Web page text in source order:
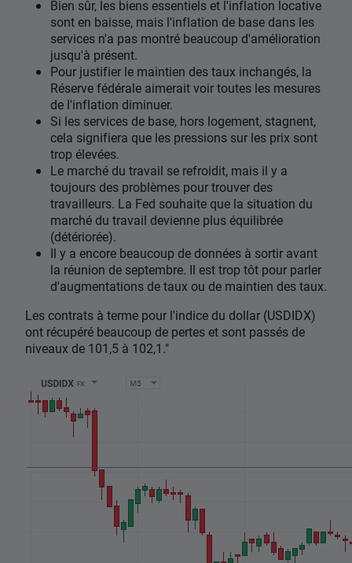
Bien sûr, les biens essentiels et l'inflation locative
sont en baisse, mais l'inflation de base dans les
services n'a pas montré beaucoup d'amélioration
jusqu'à présent.
Pour justifier le maintien des taux inchangés, la
Réserve fédérale aimerait voir toutes les mesures
de l'inflation diminuer.
Si les services de base, hors logement, stagnent,
cela signifiera que les pressions sur les prix sont
trop élevées.
Le marché du travail se refroidit, mais il y a
toujours des problèmes pour trouver des
travailleurs. La Fed souhaite que la situation du
marché du travail devienne plus équilibrée
(détériorée).
Il y a encore beaucoup de données à sortir avant
la réunion de septembre. Il est trop tôt pour parler
d'augmentations de taux ou de maintien des taux.
Les contrats à terme pour l'indice du dollar (USDIDX)
ont récupéré beaucoup de pertes et sont passés de
niveaux de 101,5 à 102,1."